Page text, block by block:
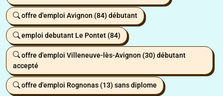
offre d'emploi Avignon (84) débutant
emploi debutant Le Pontet (84)
offre d'emploi Villeneuve-lès-Avignon (30) débutant
accepté
offre d'emploi Rognonas (13) sans diplome